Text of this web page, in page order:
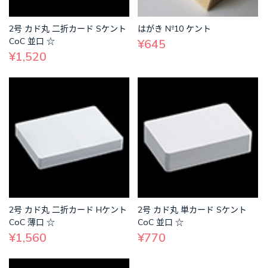
2号 カド丸 二折カード Sケント
CoC 並口 ☆
¥1,520
はがき №10 ケント
¥645
2号 カド丸 二折カード Hケント
CoC 薄口 ☆
¥1,560
2号 カド丸 単カード Sケント
CoC 並口 ☆
¥770